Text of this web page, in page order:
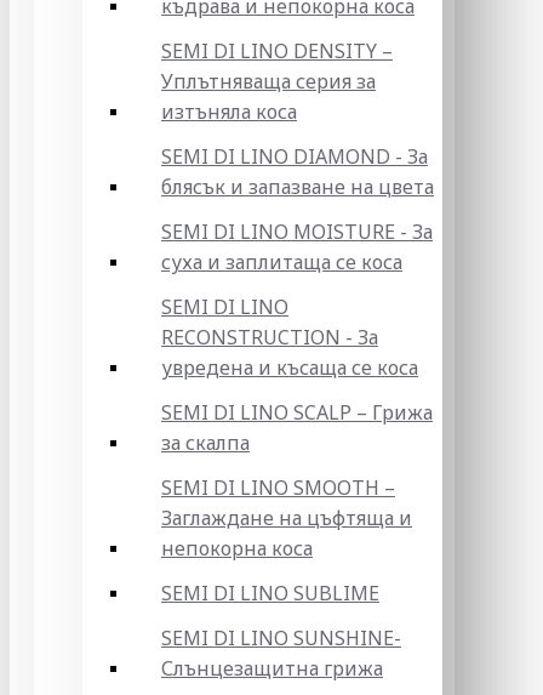
къдрава и непокорна коса
SEMI DI LINO DENSITY –
Уплътняваща серия за
изтъняла коса
SEMI DI LINO DIAMOND - За
блясък и запазване на цвета
SEMI DI LINO MOISTURE - За
суха и заплитаща се коса
SEMI DI LINO
RECONSTRUCTION - За
увредена и късаща се коса
SEMI DI LINO SCALP – Грижа
за скалпа
SEMI DI LINO SMOOTH –
Заглаждане на цъфтяща и
непокорна коса
SEMI DI LINO SUBLIME
SEMI DI LINO SUNSHINE-
Слънцезащитна грижа